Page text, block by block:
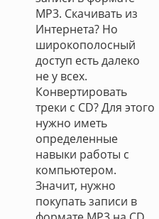
MP3. Скачивать из
Интернета? Но
широкополосный
доступ есть далеко
не у всех.
Конвертировать
треки с CD? Для этого
нужно иметь
определенные
навыки работы с
компьютером.
Значит, нужно
покупать записи в